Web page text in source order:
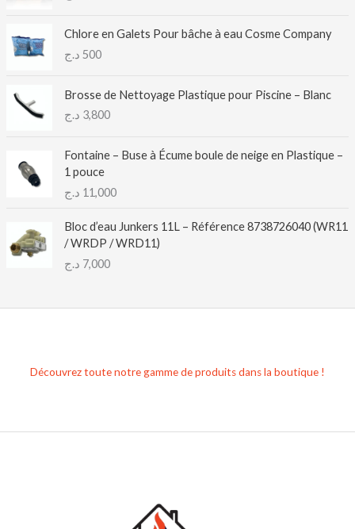
Chlore en Galets Pour bâche à eau Cosme Company
500 د.ج
Brosse de Nettoyage Plastique pour Piscine – Blanc
3,800 د.ج
Fontaine – Buse à Écume boule de neige en Plastique –
1 pouce
11,000 د.ج
Bloc d’eau Junkers 11L – Référence 8738726040 (WR11
/ WRDP / WRD11)
7,000 د.ج
Découvrez toute notre gamme de produits dans la boutique !